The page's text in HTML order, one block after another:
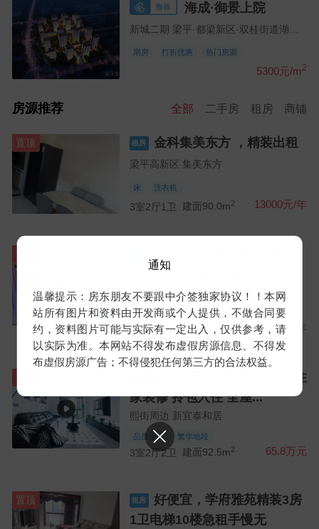
海成·御景上院
新城二期 梁平·都梁新区·双桂街道湖...
期房 打折优惠 热门房源
5300元/m2
房源推荐 全部 二手房 租房 商铺
置顶 租房 金科集美东方 ，精装出租
梁平高新区 集美东方
床 洗衣机
3室2厅1卫 建面90.0m2 13000元/年
精装3房2卫电梯6楼急租...
熙街周边 21429
床 洗衣机
3室2厅2卫建面115.0m2 17000元/年
家装修 拎包入住 全屋...
熙街周边 新宜泰和居
品质小区 繁华地段
3室2厅2卫 建面92.5m2 65.8万元
置顶 租房
1卫电梯10楼急租手慢无
通知
温馨提示：房东朋友不要跟中介签独家协议！！本网
站所有图片和资料由开发商或个人提供，不做合同要
约，资料图片可能与实际有一定出入，仅供参考，请
以实际为准。本网站不得发布虚假房源信息、不得发
布虚假房源广告；不得侵犯任何第三方的合法权益。